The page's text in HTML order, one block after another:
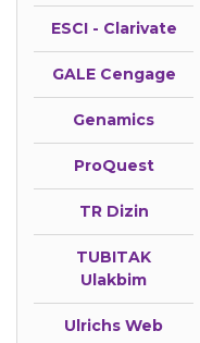
ESCI - Clarivate
GALE Cengage
Genamics
ProQuest
TR Dizin
TUBITAK
Ulakbim
Ulrichs Web